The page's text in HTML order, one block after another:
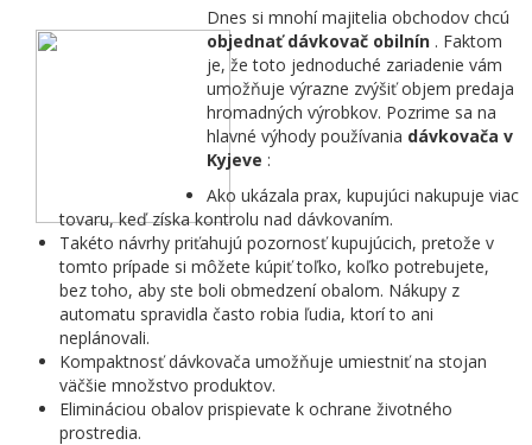
Dnes si mnohí majitelia obchodov chcú
objednať dávkovač obilnín. Faktom
je, že toto jednoduché zariadenie vám
umožňuje výrazne zvýšiť objem predaja
hromadných výrobkov. Pozrime sa na
hlavné výhody používania dávkovača v
Kyjeve :
Ako ukázala prax, kupujúci nakupuje viac
tovaru, keď získa kontrolu nad dávkovaním.
Takéto návrhy priťahujú pozornosť kupujúcich, pretože v
tomto prípade si môžete kúpiť toľko, koľko potrebujete,
bez toho, aby ste boli obmedzení obalom. Nákupy z
automatu spravidla často robia ľudia, ktorí to ani
neplánovali.
Kompaktnosť dávkovača umožňuje umiestniť na stojan
väčšie množstvo produktov.
Elimináciou obalov prispievate k ochrane životného
prostredia.